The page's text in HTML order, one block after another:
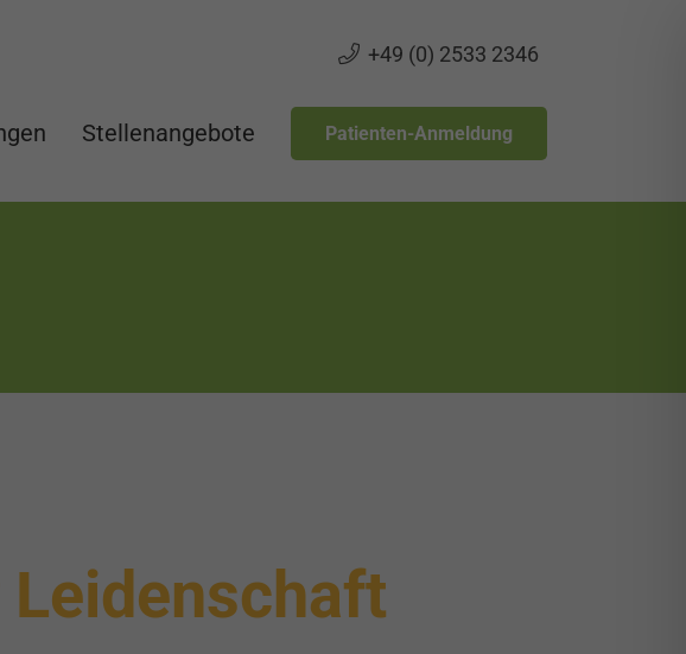
+49 (0) 2533 2346
Stellenangebote Patienten-Anmeldung
Leidenschaft